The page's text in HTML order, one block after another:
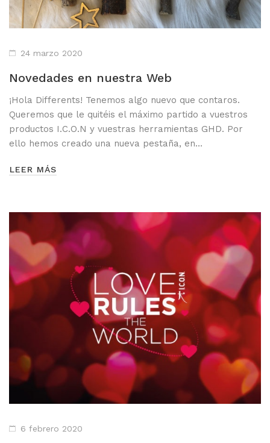
24 marzo 2020
Novedades en nuestra Web
¡Hola Differents! Tenemos algo nuevo que contaros.
Queremos que le quitéis el máximo partido a vuestros
productos I.C.O.N y vuestras herramientas GHD. Por
ello hemos creado una nueva pestaña, en…
LEER MÁS
6 febrero 2020